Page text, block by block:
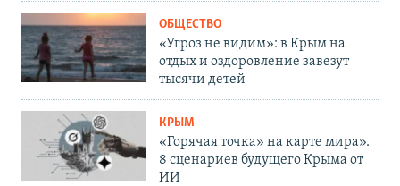
ОБЩЕСТВО
«Угроз не видим»: в Крым на
отдых и оздоровление завезут
тысячи детей
КРЫМ
«Горячая точка» на карте мира».
8 сценариев будущего Крыма от
ИИ